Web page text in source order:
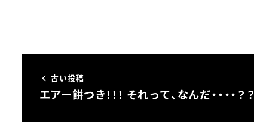
古い投稿
エアー餅つき！！！ それって、なんだ・・・・？？